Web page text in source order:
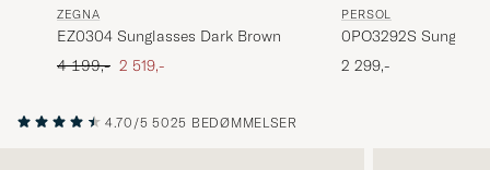
ZEGNA
EZ0304 Sunglasses Dark Brown
Ordinary pris
4 199,- Nedsat pris
2 519,-
PERSOL
0PO3292S
Havana
2 299,-
4.70/5 5025 BEDØMMELSER